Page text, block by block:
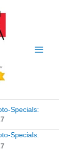
Specials:
Specials: